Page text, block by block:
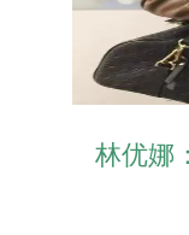
林优娜